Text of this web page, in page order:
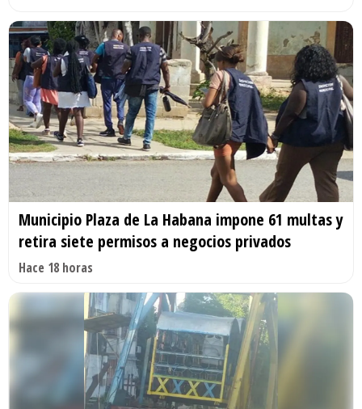
Municipio Plaza de La Habana impone 61 multas y
retira siete permisos a negocios privados
Hace 18 horas